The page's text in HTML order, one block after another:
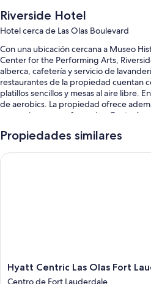
Riverside Hotel
Hotel cerca de Las Olas Boulevard
Con una ubicación cercana a Museo
Center for the Performing Arts,
alberca, cafetería y servicio de
restaurantes de la propiedad cuentan
platillos sencillos y mesas al aire libre.
de aerobics. La propiedad ofrece
y espacio para conferencias. Contarás
También te encantarán estos servicios:
Alberca al aire libre con camastros
Características de la habitación
Propiedades similares
Hyatt
Centric
Hyatt Centric Las Olas Fort
Centro de Fort Lauderdale
Hyatt Centric Las Olas Fort